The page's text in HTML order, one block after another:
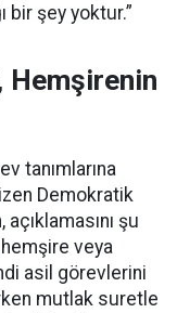
bir şey yoktur.”
Hemşirenin
tanımlarına
Demokratik
şu
hemşire veya
asil görevlerini
mutlak suretle